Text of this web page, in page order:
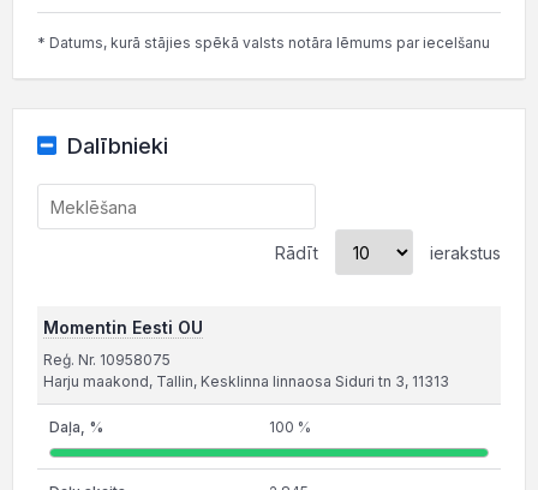
* Datums, kurā stājies spēkā valsts notāra lēmums par iecelšanu
Dalībnieki
Rādīt ierakstus
Momentin Eesti OU
Reģ. Nr. 10958075
Harju maakond, Tallin, Kesklinna linnaosa Siduri tn 3, 11313
100 %